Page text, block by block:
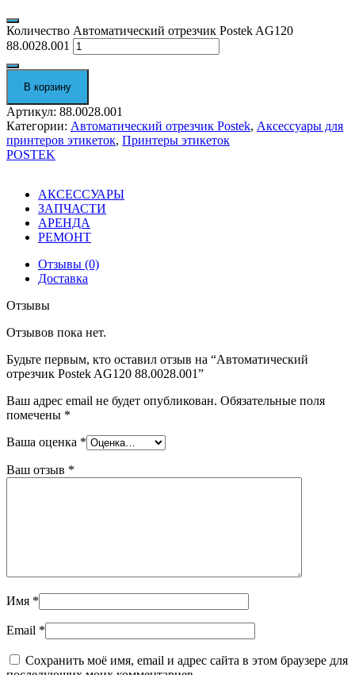
Количество Автоматический отрезчик Postek AG120
88.0028.001
В корзину
Артикул: 88.0028.001
Категории: Автоматический отрезчик Postek, Аксессуары для
принтеров этикеток, Принтеры этикеток
POSTEK
АКСЕССУАРЫ
ЗАПЧАСТИ
АРЕНДА
РЕМОНТ
Отзывы (0)
Доставка
Отзывы
Отзывов пока нет.
Будьте первым, кто оставил отзыв на “Автоматический
отрезчик Postek AG120 88.0028.001”
Ваш адрес email не будет опубликован. Обязательные поля
помечены *
Ваша оценка *
Ваш отзыв *
Имя *
Email *
Сохранить моё имя, email и адрес сайта в этом браузере для